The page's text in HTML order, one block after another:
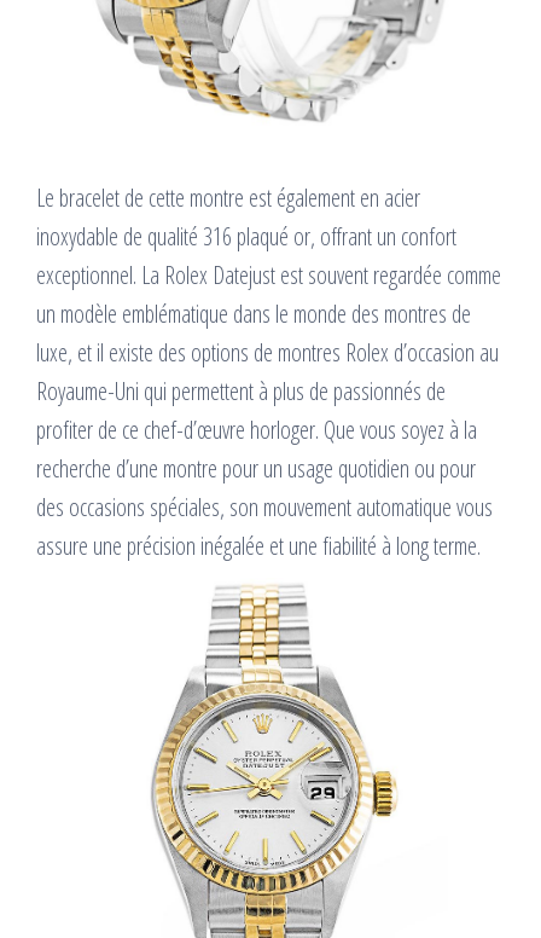
Le bracelet de cette montre est également en acier
inoxydable de qualité 316 plaqué or, offrant un confort
exceptionnel. La Rolex Datejust est souvent regardée comme
un modèle emblématique dans le monde des montres de
luxe, et il existe des options de montres Rolex d’occasion au
Royaume-Uni qui permettent à plus de passionnés de
profiter de ce chef-d’œuvre horloger. Que vous soyez à la
recherche d’une montre pour un usage quotidien ou pour
des occasions spéciales, son mouvement automatique vous
assure une précision inégalée et une fiabilité à long terme.